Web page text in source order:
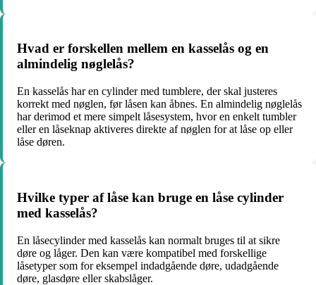
Hvad er forskellen mellem en kasselås og en
almindelig nøglelås?
En kasselås har en cylinder med tumblere, der skal justeres
korrekt med nøglen, før låsen kan åbnes. En almindelig nøglelås
har derimod et mere simpelt låsesystem, hvor en enkelt tumbler
eller en låseknap aktiveres direkte af nøglen for at låse op eller
låse døren.
Hvilke typer af låse kan bruge en låse cylinder
med kasselås?
En låsecylinder med kasselås kan normalt bruges til at sikre
døre og låger. Den kan være kompatibel med forskellige
låsetyper som for eksempel indadgående døre, udadgående
døre, glasdøre eller skabslåger.